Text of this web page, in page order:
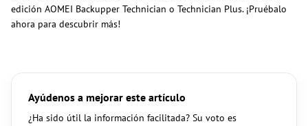
edición AOMEI Backupper Technician o Technician Plus. ¡Pruébalo
ahora para descubrir más!
Ayúdenos a mejorar este artículo
¿Ha sido útil la información facilitada? Su voto es